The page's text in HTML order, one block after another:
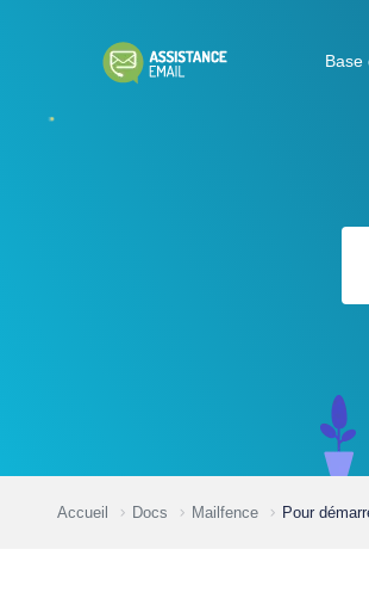
Base
Accueil Docs Mailfence Pour